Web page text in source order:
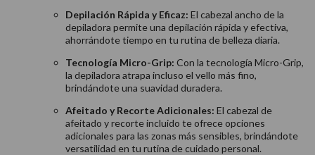
Depilación Rápida y Eficaz: El cabezal ancho de la
depiladora permite una depilación rápida y efectiva,
ahorrándote tiempo en tu rutina de belleza diaria.
Tecnología Micro-Grip: Con la tecnología Micro-Grip,
la depiladora atrapa incluso el vello más fino,
brindándote una suavidad duradera.
Afeitado y Recorte Adicionales: El cabezal de
afeitado y recorte incluido te ofrece opciones
adicionales para las zonas más sensibles, brindándote
versatilidad en tu rutina de cuidado personal.